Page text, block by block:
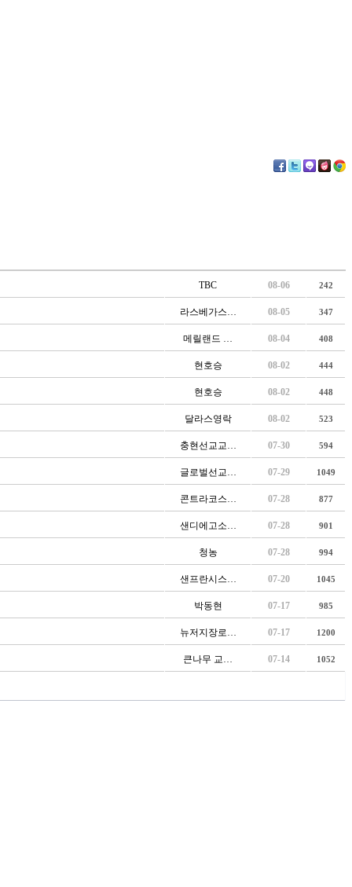
TBC 08-06 242
라스베가스… 08-05 347
메릴랜드 … 08-04 408
현호승 08-02 444
현호승 08-02 448
달라스영락 08-02 523
충현선교교… 07-30 594
글로벌선교… 07-29 1049
콘트라코스… 07-28 877
샌디에고소… 07-28 901
청농 07-28 994
샌프란시스… 07-20 1045
박동현 07-17 985
뉴저지장로… 07-17 1200
큰나무 교… 07-14 1052